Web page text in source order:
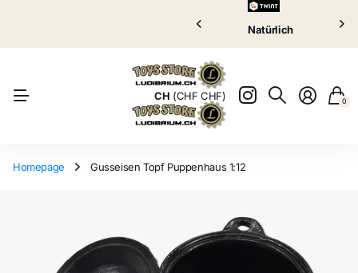
Puppenklinik Natürlich
CH (CHF CHF) 0
Homepage Gusseisen Topf Puppenhaus 1:12